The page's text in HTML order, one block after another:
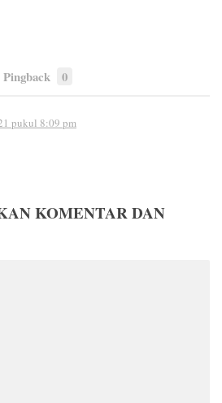
Pingback 0
pukul 8:09 pm
KOMENTAR DAN